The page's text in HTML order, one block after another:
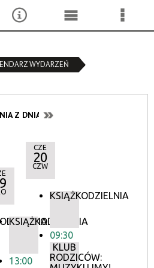
WYDARZEŃ
Z DNIA:
KSIĄŻKODZIELNIA
13:00
CZE
20
CZW
KSIĄŻKODZIELNIA
09:30
KLUB
RODZICÓW:
NarzędziaMenu
Menu